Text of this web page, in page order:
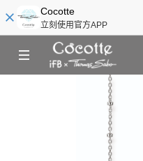
Cocotte
立刻使用官方APP